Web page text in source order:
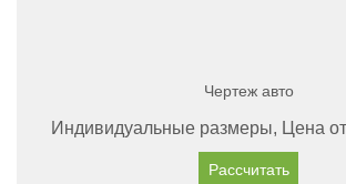
Чертеж авто
Индивидуальные размеры, Цена
Рассчитать